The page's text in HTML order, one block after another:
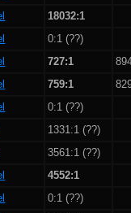
18032:1
0:1 (??)
727:1
759:1
0:1 (??)
1331:1 (??)
3561:1 (??)
4552:1
0:1 (??)